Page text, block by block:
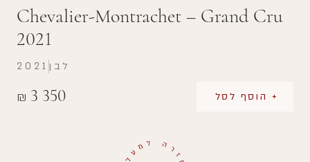
Chevalier-Montrachet – Grand Cru
2021
₪ 3 350 + הוסף לסל
2021 לבן